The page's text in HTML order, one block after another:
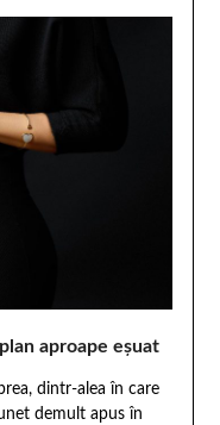
aproape eșuat
dintr-alea în care
demult apus în